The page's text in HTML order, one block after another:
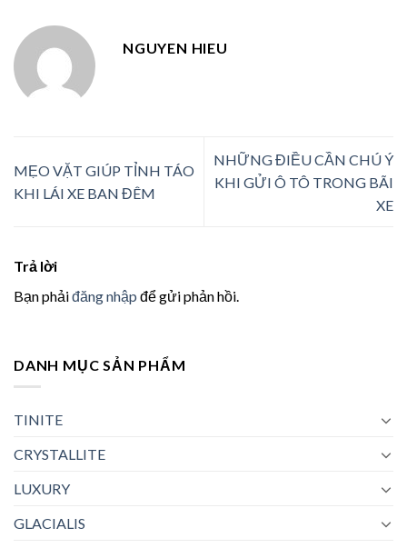
NGUYEN HIEU
MẸO VẶT GIÚP TỈNH TÁO
KHI LÁI XE BAN ĐÊM
NHỮNG ĐIỀU CẦN CHÚ Ý
KHI GỬI Ô TÔ TRONG BÃI
XE
Trả lời
Bạn phảiđăng nhập để gửi phản hồi.
DANH MỤC SẢN PHẨM
TINITE
CRYSTALLITE
LUXURY
GLACIALIS